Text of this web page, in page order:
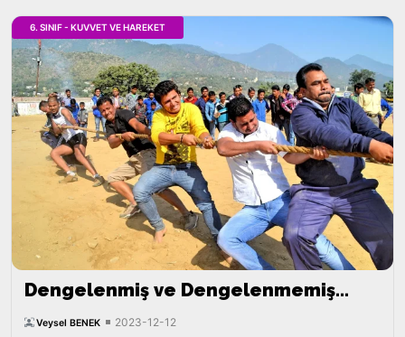
Dengelenmiş ve Dengelenmemiş
Kuvvetler
Veysel BENEK 2023-12-12
6. SINIF - KUVVET VE HAREKET